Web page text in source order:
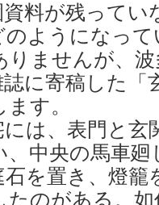
料が残ってい
のようになって
りませんが、波
に寄稿した「
す。
は、表門と玄
中央の馬車廻
を置き、燈籠
たのがある。